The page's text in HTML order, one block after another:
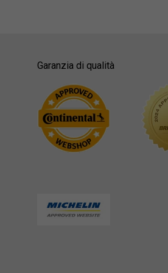
Garanzia di qualità